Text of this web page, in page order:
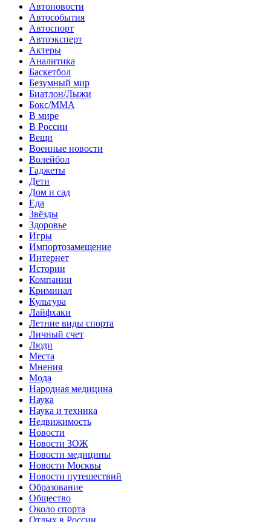
Автоновости
Автособытия
Автоспорт
Автоэксперт
Актеры
Аналитика
Баскетбол
Безумный мир
Биатлон/Лыжи
Бокс/MMA
В мире
В России
Вещи
Военные новости
Волейбол
Гаджеты
Дети
Дом и сад
Еда
Звёзды
Здоровье
Игры
Импортозамещение
Интернет
Истории
Компании
Криминал
Культура
Лайфхаки
Летние виды спорта
Личный счет
Люди
Места
Мнения
Мода
Народная медицина
Наука
Наука и техника
Недвижимость
Новости
Новости ЗОЖ
Новости медицины
Новости Москвы
Новости путешествий
Образование
Общество
Около спорта
Отдых в России